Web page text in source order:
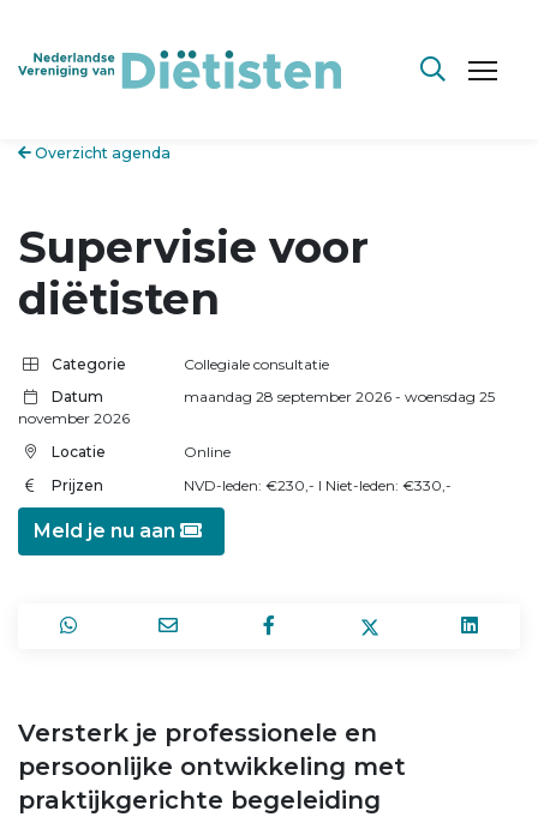
Overzicht agenda
Supervisie voor
diëtisten
Categorie
Collegiale consultatie
Datum
maandag 28 september 2026 - woensdag 25
november 2026
Locatie
Online
Prijzen
NVD-leden: €230,- l Niet-leden: €330,-
Meld je nu aan
Versterk je professionele en
persoonlijke ontwikkeling met
praktijkgerichte begeleiding